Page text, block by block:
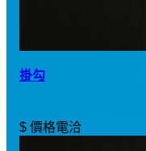
掛勾
$ 價格電洽